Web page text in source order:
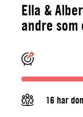
Ella &
andre
16 har